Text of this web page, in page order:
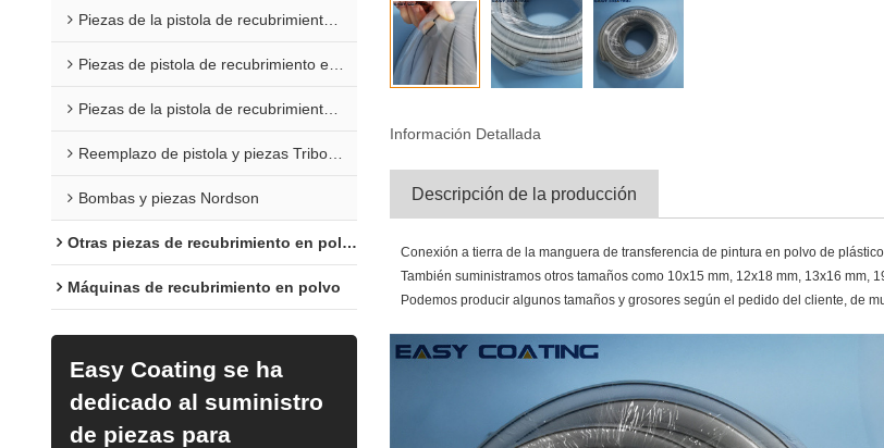
Piezas de la pistola de recubrimiento en polvo Encore
Piezas de pistola de recubrimiento en polvo Sure Coat
Piezas de la pistola de recubrimiento en polvo Versa
Reemplazo de pistola y piezas Tribomatic
Bombas y piezas Nordson
Otras piezas de recubrimiento en polvo
Máquinas de recubrimiento en polvo
Easy Coating se ha
dedicado al suministro
de piezas para
Información Detallada
Descripción de la producción
Conexión a tierra de la manguera de transferencia de pintura en polvo de
También suministramos otros tamaños como 10x15 mm, 12x18 mm, 13x16 mm,
Podemos producir algunos tamaños y grosores según el pedido del cliente, de